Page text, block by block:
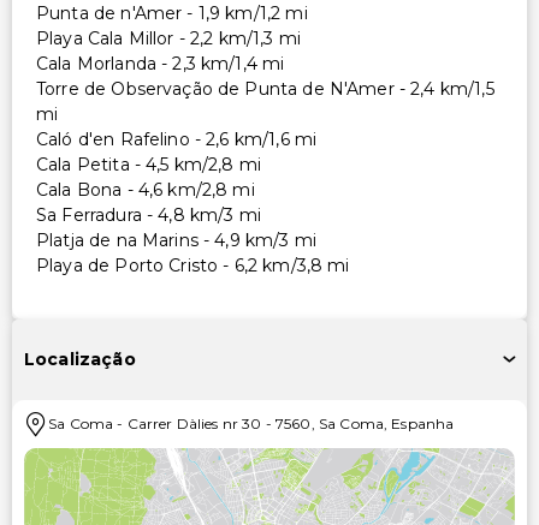
Punta de n'Amer - 1,9 km/1,2 mi
Playa Cala Millor - 2,2 km/1,3 mi
Cala Morlanda - 2,3 km/1,4 mi
Torre de Observação de Punta de N'Amer - 2,4 km/1,5
mi
Caló d'en Rafelino - 2,6 km/1,6 mi
Cala Petita - 4,5 km/2,8 mi
Cala Bona - 4,6 km/2,8 mi
Sa Ferradura - 4,8 km/3 mi
Platja de na Marins - 4,9 km/3 mi
Playa de Porto Cristo - 6,2 km/3,8 mi
Localização
Sa Coma - Carrer Dàlies nr 30 - 7560 Sa Coma Espanha